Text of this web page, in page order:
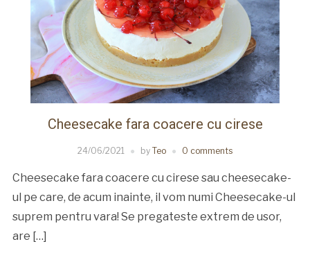
Cheesecake fara coacere cu cirese
24/06/2021 by Teo 0 comments
Cheesecake fara coacere cu cirese sau cheesecake-
ul pe care, de acum inainte, il vom numi Cheesecake-ul
suprem pentru vara! Se pregateste extrem de usor,
are […]